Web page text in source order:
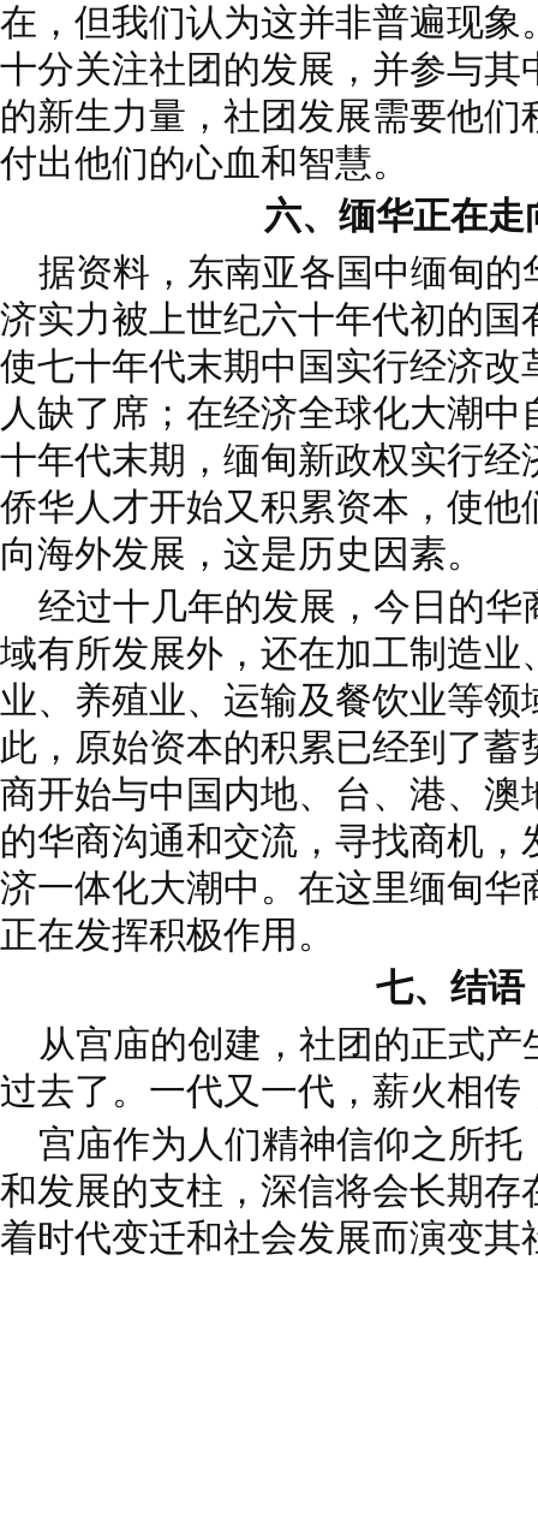
在，但我们认为这并非普遍现象
十分关注社团的发展，并参与其
的新生力量，社团发展需要他
付出他们的心血和智慧。
六、缅华正在走
据资料，东南亚各国中缅甸的
济实力被上世纪六十年代初的国
使七十年代末期中国实行经济改
人缺了席；在经济全球化大潮
十年代末期，缅甸新政权实行经
侨华人才开始又积累资本，使他
向海外发展，这是历史因素。
经过十几年的发展，今日的华
域有所发展外，还在加工制造业
业、养殖业、运输及餐饮业等
此，原始资本的积累已经到了
商开始与中国内地、台、港、澳
的华商沟通和交流，寻找商机
济一体化大潮中。在这里缅甸华
正在发挥积极作用。
七、结语
从宫庙的创建，社团的正式产
过去了。一代又一代，薪火相传
宫庙作为人们精神信仰之所托
和发展的支柱，深信将会长期存
着时代变迁和社会发展而演变其